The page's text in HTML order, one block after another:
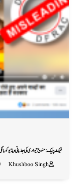
فیکٹ چیک: منوج تیواری کی جذباتی ویڈیو کو
Khushboo Singh